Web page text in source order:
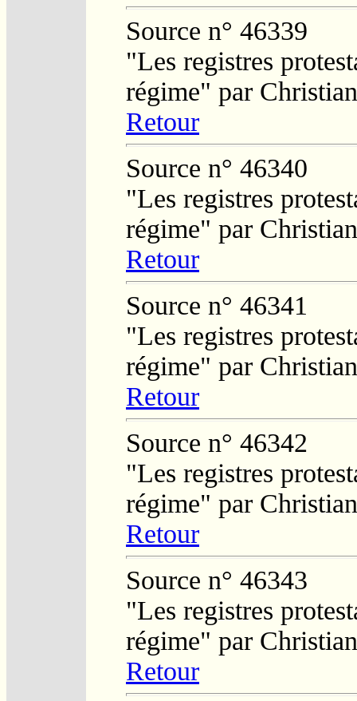
Source n° 46339
"Les registres
régime" par
Retour
Source n° 46340
"Les registres
régime" par
Retour
Source n° 46341
"Les registres
régime" par
Retour
Source n° 46342
"Les registres
régime" par
Retour
Source n° 46343
"Les registres
régime" par
Retour